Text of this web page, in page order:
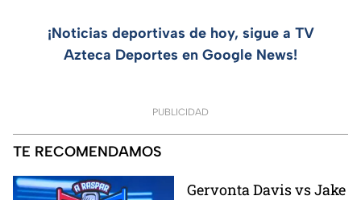
¡Noticias deportivas de hoy, sigue a TV
Azteca Deportes en Google News!
PUBLICIDAD
TE RECOMENDAMOS
Gervonta Davis vs Jake